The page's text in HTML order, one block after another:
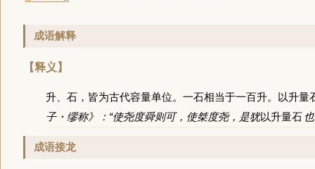
成语解释
【释义】
升、石，皆为古代容量单位。一石相当于一百升。以升
子・缪称》：“使尧度舜则可，使桀度尧，是犹以升量石
成语接龙